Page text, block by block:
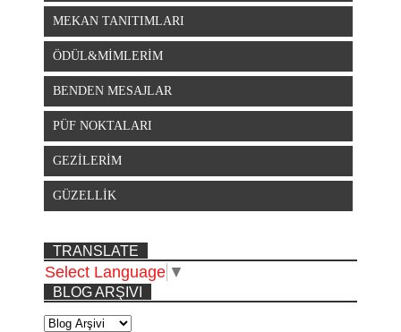
MEKAN TANITIMLARI
ÖDÜL&MİMLERİM
BENDEN MESAJLAR
PÜF NOKTALARI
GEZİLERİM
GÜZELLİK
TRANSLATE
Select Language ▼
BLOG ARŞIVI